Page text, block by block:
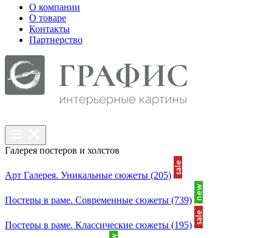
О компании
О товаре
Контакты
Партнерcтво
Галерея постеров и холстов
Арт Галерея. Уникальные сюжеты (205)
Постеры в раме. Современные сюжеты (739)
Постеры в раме. Классические сюжеты (195)